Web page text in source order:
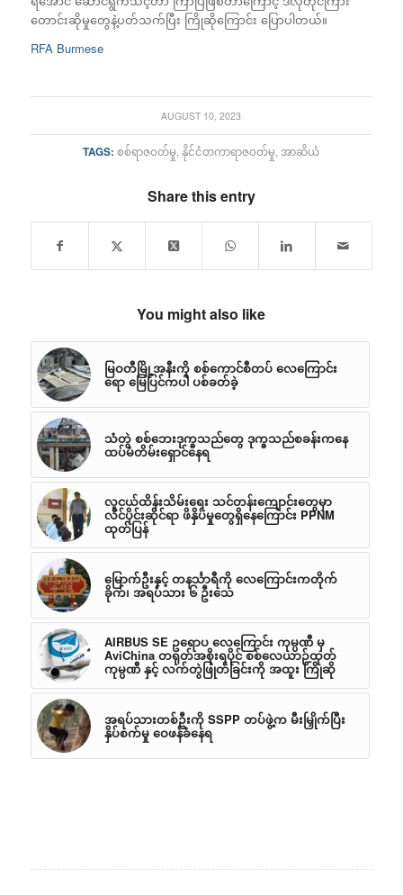
တောင်းဆိုမှုတွေနဲ့ပတ်သက်ပြီး ကြိုဆိုကြောင်း ပြောပါတယ်။
RFA Burmese
AUGUST 10, 2023
TAGS: စစ်ရာဇဝတ်မှု ,နိုင်ငံတကာရာဇဝတ်မှု အာဆိယံ
Share this entry
You might also like
မြဝတီမြို့အနီးကို စစ်ကောင်စီတပ် လေကြောင်း
ရော မြေပြင်ကပါ ပစ်ခတ်ခဲ့
သံတွဲ စစ်ဘေးဒုက္ခသည်တွေ ဒုက္ခသည်စခန်းကနေ
ထပ်မံတိမ်းရှောင်နေရ
လူငယ်ထိန်းသိမ်းရေး သင်တန်းကျောင်းတွေမှာ
လိင်ပိုင်းဆိုင်ရာ ဖိနှိပ်မှုတွေရှိနေကြောင်း PPNM
ထုတ်ပြန်
မြောက်ဦးနှင့် တနင်္သာရီကို လေကြောင်းကတိုက်
ခိုက်၊ အရပ်သား ၆ ဦးသေ
AIRBUS SE ဥရောပ လေကြောင်း ကုမ္ပဏီ မှ
AviChina တရုတ်အစိုးရပိုင် စစ်လေယာဉ်ထုတ်
ကုမ္ပဏီ နှင့် လက်တွဲဖြုတ်ခြင်းကို အထူး ကြိုဆို
အရပ်သားတစ်ဦးကို SSPP တပ်ဖွဲ့က မီးမြှိုက်ပြီး
နှိပ်စက်မှု ဝေဖန်ခံနေရ